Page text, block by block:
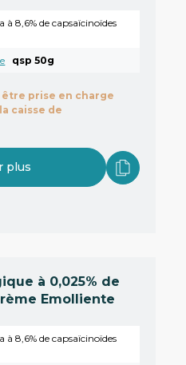
à 8,6% de capsaïcinoïdes
qsp 50g
prise en charge
caisse de
plus
à 0,025% de
Emolliente
à 8,6% de capsaïcinoïdes